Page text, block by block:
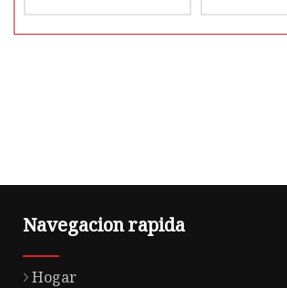
Navegacion rapida
Hogar